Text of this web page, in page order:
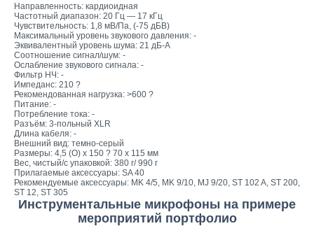
Направленность: кардиоидная
Частотный диапазон: 20 Гц — 17 кГц
Чувствительность: 1,8 мВ/Па, (-75 дБВ)
Максимальный уровень звукового давления: -
Эквивалентный уровень шума: 21 дБ-А
Соотношение сигнал/шум: -
Ослабление звукового сигнала: -
Фильтр НЧ: -
Импеданс: 210 ?
Рекомендованная нагрузка: >600 ?
Питание: -
Потребление тока: -
Разъём: 3-польный XLR
Длина кабеля: -
Внешний вид: темно-серый
Размеры: 4,5 (O) х 150 ? 70 х 115 мм
Вес, чистый/с упаковкой: 380 г/ 990 г
Прилагаемые аксессуары: SA 40
Рекомендуемые аксессуары: MK 4/5, MK 9/10, MJ 9/20, ST 102 A, ST 200,
ST 12, ST 305
Инструментальные микрофоны на примере
мероприятий портфолио